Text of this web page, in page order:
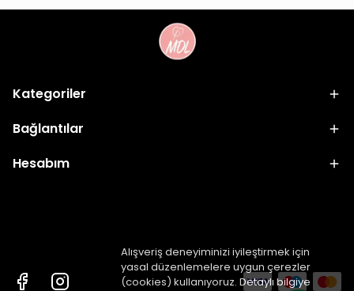
Alışveriş deneyiminizi iyileştirmek için
yasal düzenlemelere uygun çerezler
(cookies) kullanıyoruz. Detaylı bilgiye
Kategoriler
Bağlantılar
Hesabım